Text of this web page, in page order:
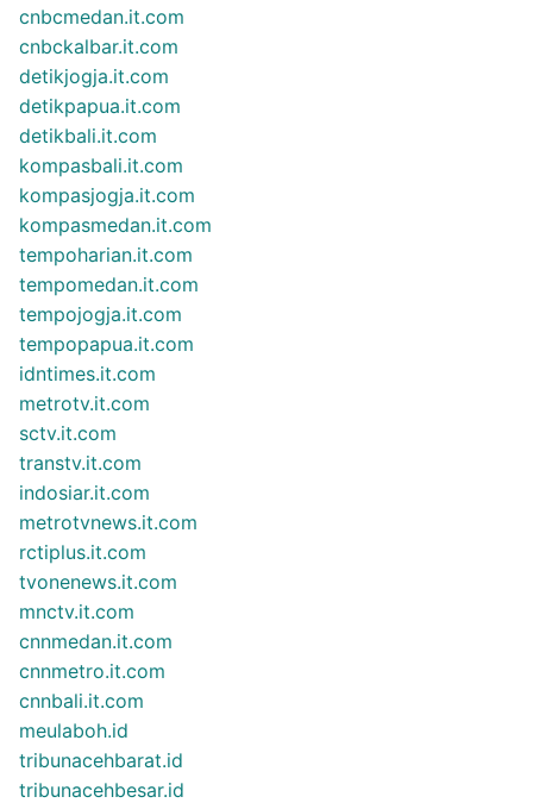
cnbcmedan.it.com
cnbckalbar.it.com
detikjogja.it.com
detikpapua.it.com
detikbali.it.com
kompasbali.it.com
kompasjogja.it.com
kompasmedan.it.com
tempoharian.it.com
tempomedan.it.com
tempojogja.it.com
tempopapua.it.com
idntimes.it.com
metrotv.it.com
sctv.it.com
transtv.it.com
indosiar.it.com
metrotvnews.it.com
rctiplus.it.com
tvonenews.it.com
mnctv.it.com
cnnmedan.it.com
cnnmetro.it.com
cnnbali.it.com
meulaboh.id
tribunacehbarat.id
tribunacehbesar.id